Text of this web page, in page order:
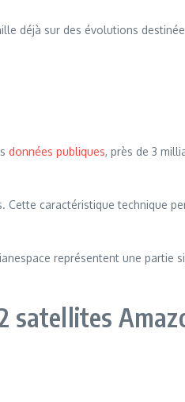
déjà sur des évolutions
données publiques, près de 3
caractéristique technique
représentent une partie
satellites